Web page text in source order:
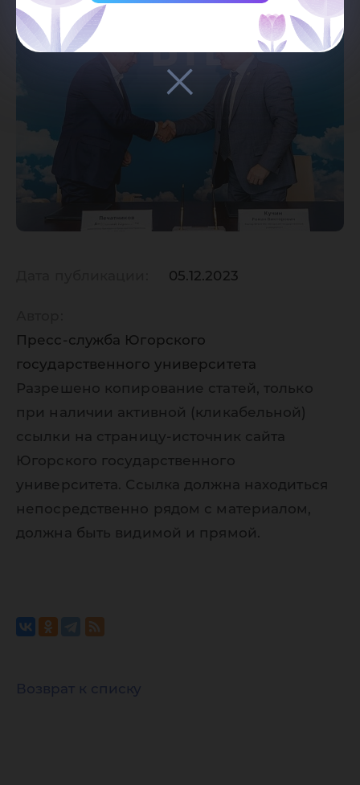
05.12.2023
Пресс-служба Югорского
государственного университета
Разрешено копирование статей, только
при наличии активной (кликабельной)
ссылки на страницу-источник сайта
Югорского государственного
университета. Ссылка должна находиться
непосредственно рядом с материалом,
должна быть видимой и прямой.
Возврат к списку